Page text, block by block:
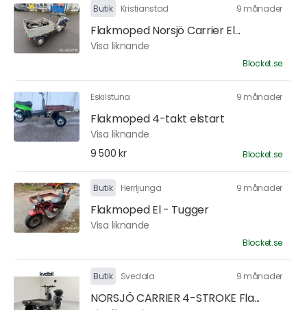
Butik Kristianstad 9 månader
Flakmoped Norsjö Carrier El...
Visa liknande
Blocket.se
Eskilstuna 9 månader
Flakmoped 4-takt elstart
Visa liknande
9 500 kr
Blocket.se
Butik Herrljunga 9 månader
Flakmoped El - Tugger
Visa liknande
Blocket.se
Butik Svedala 9 månader
NORSJÖ CARRIER 4-STROKE Fla...